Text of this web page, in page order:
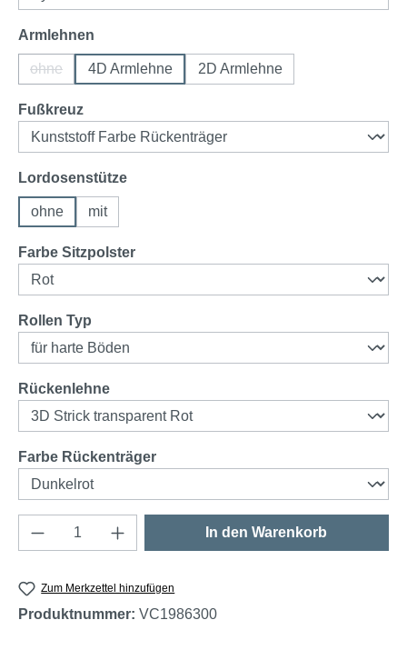
Armlehnen
ohne
(Diese Option ist zurzeit nicht verfügbar.)
4D Armlehne 2D Armlehne
Fußkreuz
Lordosenstützeauswählen
ohne mit
Farbe Sitzpolsterauswählen
Rollen Typ
Rückenlehneauswählen
Farbe Rückenträgerauswählen
Produkt Anzahl: Gib den gewünschten
In den Warenkorb
Zum Merkzettel hinzufügen
Produktnummer: VC1986300